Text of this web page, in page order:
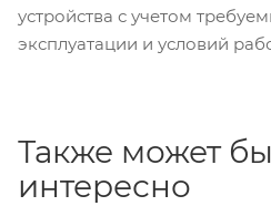
устройства с учетом
эксплуатации и условий
Также может
интересно